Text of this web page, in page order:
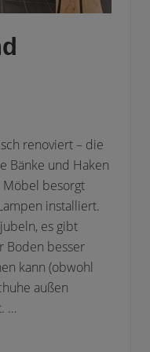
renoviert – die
Bänke und Haken
Möbel besorgt
installiert.
es gibt
Boden besser
kann (obwohl
außen
…